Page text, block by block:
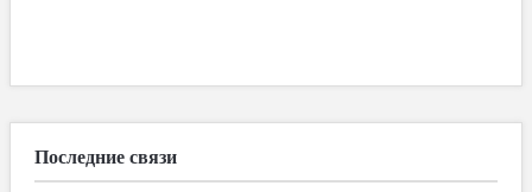
Последние связи